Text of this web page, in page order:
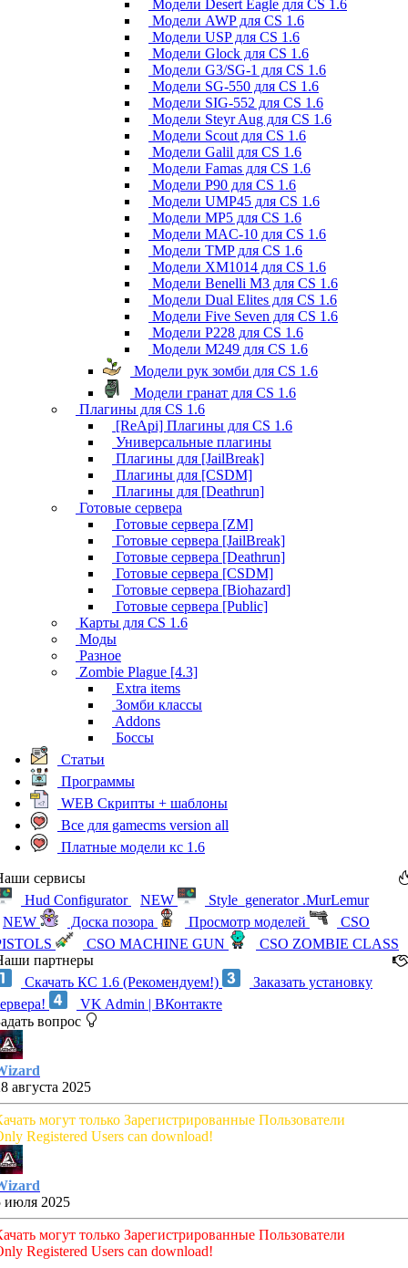
Модели Desert Eagle для CS 1.6
Модели AWP для CS 1.6
Модели USP для CS 1.6
Модели Glock для CS 1.6
Модели G3/SG-1 для CS 1.6
Модели SG-550 для CS 1.6
Модели SIG-552 для CS 1.6
Модели Steyr Aug для CS 1.6
Модели Scout для CS 1.6
Модели Galil для CS 1.6
Модели Famas для CS 1.6
Модели P90 для CS 1.6
Модели UMP45 для CS 1.6
Модели MP5 для CS 1.6
Модели MAC-10 для CS 1.6
Модели TMP для CS 1.6
Модели XM1014 для CS 1.6
Модели Benelli M3 для CS 1.6
Модели Dual Elites для CS 1.6
Модели Five Seven для CS 1.6
Модели P228 для CS 1.6
Модели M249 для CS 1.6
Модели рук зомби для CS 1.6
Модели гранат для CS 1.6
Плагины для CS 1.6
[ReApi] Плагины для CS 1.6
Универсальные плагины
Плагины для [JailBreak]
Плагины для [CSDM]
Плагины для [Deathrun]
Готовые сервера
Готовые сервера [ZM]
Готовые сервера [JailBreak]
Готовые сервера [Deathrun]
Готовые сервера [CSDM]
Готовые сервера [Biohazard]
Готовые сервера [Public]
Карты для CS 1.6
Моды
Разное
Zombie Plague [4.3]
Extra items
Зомби классы
Addons
Боссы
Статьи
Программы
WEB Скрипты + шаблоны
Все для gamecms version all
Платные модели кс 1.6
сервисы
Hud Configurator
NEW
Style_generator .MurLemur
NEW
Доска позора Просмотр моделей
CSO
CSO MACHINE GUN
CSO ZOMBIE CLASS
партнеры
Скачать КС 1.6 (Рекомендуем!)
Заказать установку
VK Admin | ВКонтакте
вопрос
августа 2025
могут только Зарегистрированные Пользователи
Registered Users can download!
июля 2025
могут только Зарегистрированные Пользователи
Registered Users can download!